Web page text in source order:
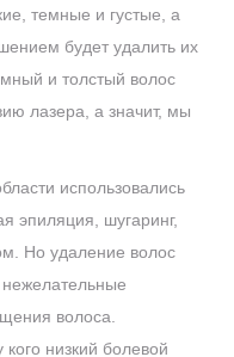
темные и густые, а
будет удалить их
и толстый волос
лазера, а значит, мы
использовались
эпиляция, шугаринг,
Но удаление волос
нежелательные
волоса.
низкий болевой